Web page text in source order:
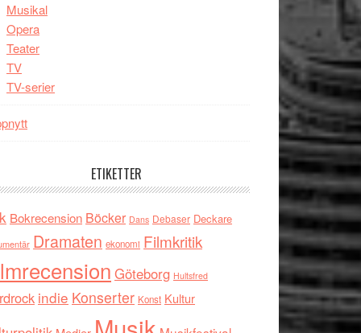
Musikal
Opera
Teater
TV
TV-serier
ETIKETTER
Bokrecension Böcker Dans Debaser Deckare
Dramaten ekonomi Filmkritik
Göteborg Hultsfred
indie Konserter Konst Kultur